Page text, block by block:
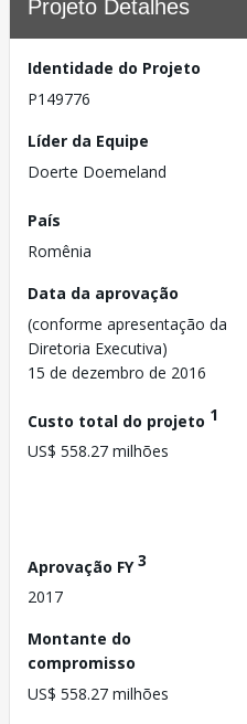
Projeto Detalhes
Identidade do Projeto
P149776
Líder da Equipe
Doerte Doemeland
País
Romênia
Data da aprovação
(conforme apresentação da
Diretoria Executiva)
15 de dezembro de 2016
Custo total do projeto 1
US$ 558.27 milhões
Aprovação FY3
2017
Montante do
compromisso
US$ 558.27 milhões